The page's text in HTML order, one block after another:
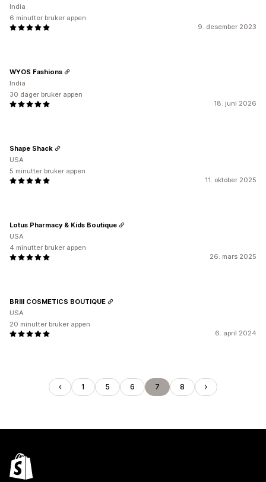
9. desember 2023
India
6 minutter bruker appen
18. juni 2026
WYOS Fashions
India
30 dager bruker appen
11. oktober 2025
Shape Shack
USA
5 minutter bruker appen
26. mars 2025
Lotus Pharmacy & Kids Boutique
USA
4 minutter bruker appen
6. april 2024
BRIII COSMETICS BOUTIQUE
USA
20 minutter bruker appen
1 5 6 7 8